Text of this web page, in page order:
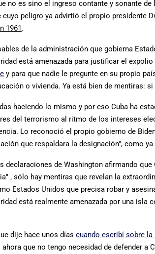
no es sino el ingreso contante y sonante
cuyo peligro ya advirtió el propio presidente
1961.
de la administración que gobierna
está amenazada para justificar el
y para que nadie le pregunte en su propio
o vivienda. Ya está bien de mentiras:
haciendo lo mismo y por eso Cuba ha
del terrorismo al ritmo de los intereses
Lo reconoció el propio gobierno de
que respaldara la designación", como
declaraciones de Washington afirmando
, sólo hay mentiras que revelan la
Estados Unidos que precisa robar y
está realmente amenazada por una isla
dije hace unos días cuando escribí sobre la
ahora que no tengo necesidad de defender a